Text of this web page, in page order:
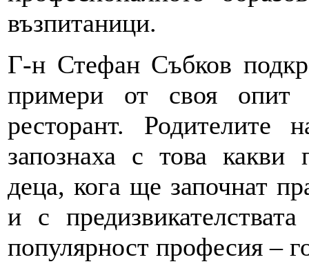
възпитаници.
Г-н Стефан Събков
примери от своя
ресторант. Родителите
запознаха с това какви
деца, кога ще започнат
и с
популярност професия –